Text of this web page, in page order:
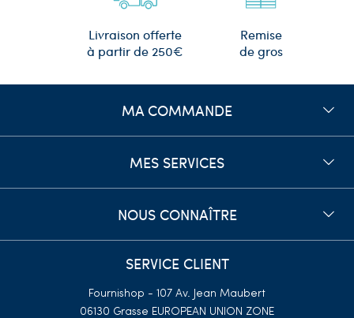
Livraison offerte
à partir de 250€
Remise
de gros
MA COMMANDE
MES SERVICES
NOUS CONNAÎTRE
SERVICE CLIENT
Fournishop - 107 Av. Jean Maubert
06130 Grasse EUROPEAN UNION ZONE